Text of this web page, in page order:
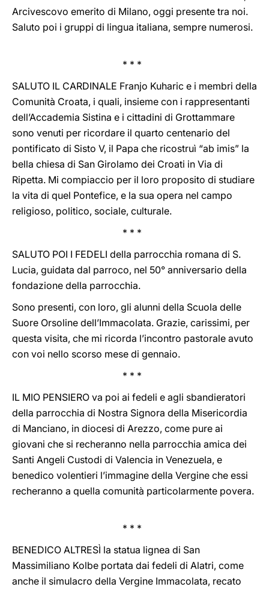
Arcivescovo emerito di Milano, oggi presente tra noi.
Saluto poi i gruppi di lingua italiana, sempre numerosi.
* * *
SALUTO IL CARDINALE Franjo Kuharic e i membri della
Comunità Croata, i quali, insieme con i rappresentanti
dell’Accademia Sistina e i cittadini di Grottammare
sono venuti per ricordare il quarto centenario del
pontificato di Sisto V, il Papa che ricostruì “ab imis” la
bella chiesa di San Girolamo dei Croati in Via di
Ripetta. Mi compiaccio per il loro proposito di studiare
la vita di quel Pontefice, e la sua opera nel campo
religioso, politico, sociale, culturale.
* * *
SALUTO POI I FEDELI della parrocchia romana di S.
Lucia, guidata dal parroco, nel 50° anniversario della
fondazione della parrocchia.
Sono presenti, con loro, gli alunni della Scuola delle
Suore Orsoline dell’Immacolata. Grazie, carissimi, per
questa visita, che mi ricorda l’incontro pastorale avuto
con voi nello scorso mese di gennaio.
* * *
IL MIO PENSIERO va poi ai fedeli e agli sbandieratori
della parrocchia di Nostra Signora della Misericordia
di Manciano, in diocesi di Arezzo, come pure ai
giovani che si recheranno nella parrocchia amica dei
Santi Angeli Custodi di Valencia in Venezuela, e
benedico volentieri l’immagine della Vergine che essi
recheranno a quella comunità particolarmente povera.
* * *
BENEDICO ALTRESÌ la statua lignea di San
Massimiliano Kolbe portata dai fedeli di Alatri, come
anche il simulacro della Vergine Immacolata, recato